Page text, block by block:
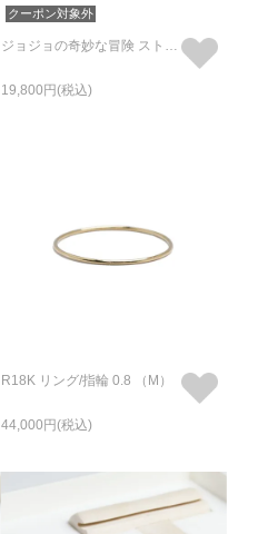
クーポン対象外
ジョジョの奇妙な冒険 ストーンオーシャン M･I･H リング/指輪
19,800
R18K リング/指輪 0.8 （M）
44,000